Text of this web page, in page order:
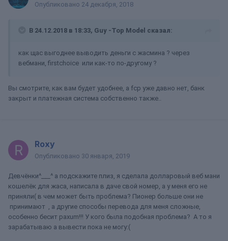
Опубликовано 24 декабря, 2018
В 24.12.2018 в 18:33, Guy -Top Model сказал:
как щас выгоднее выводить деньги c жасмина ? через
вебмани, firstchoice или как-то по-другому ?
Вы смотрите, как вам будет удобнее, а fcp уже давно нет, банк
закрыт и платежная система собственно также..
Roxy
Опубликовано 30 января, 2019
Девчёнки^___^ а подскажите плиз, я сделала долларовый веб мани
кошелёк для жаса, написала в даче свой номер, а у меня его не
приняли( в чем может быть проблема? Пионер больше они не
принимают , а другие способы перевода для меня сложные,
особенно бесит paxum!!! У кого была подобная проблема? А то я
зарабатываю а вывести пока не могу:(